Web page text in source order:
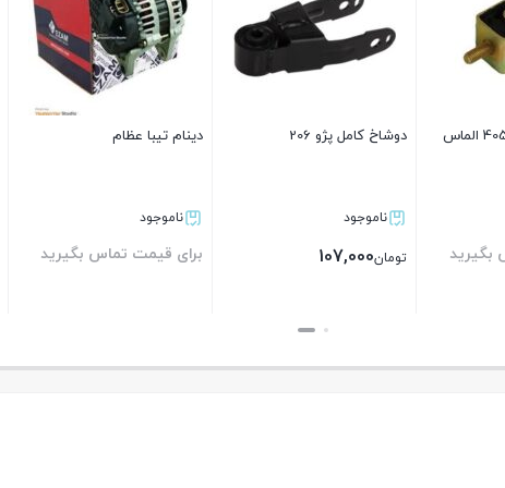
بوش-طبق-جناقی-405 الماس
بگیرید
دوشاخ کامل پژو 206
ناموجود
تومان107,000
دینام تیبا عظام
ناموجود
برای قیمت تماس بگیرید